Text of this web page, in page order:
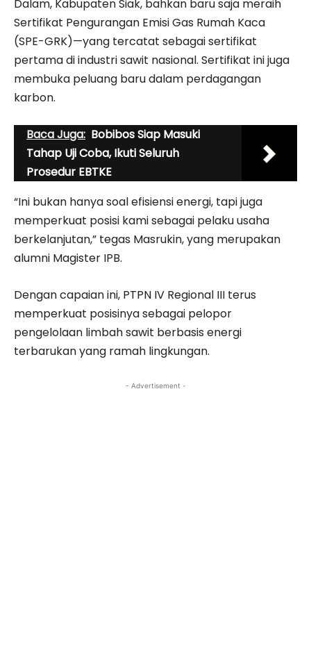
Dalam, Kabupaten Siak, bahkan baru saja meraih
Sertifikat Pengurangan Emisi Gas Rumah Kaca
(SPE-GRK)—yang tercatat sebagai sertifikat
pertama di industri sawit nasional. Sertifikat ini juga
membuka peluang baru dalam perdagangan
karbon.
Baca Juga: Bobibos Siap Masuki
Tahap Uji Coba, Ikuti Seluruh
Prosedur EBTKE
“Ini bukan hanya soal efisiensi energi, tapi juga
memperkuat posisi kami sebagai pelaku usaha
berkelanjutan,” tegas Masrukin, yang merupakan
alumni Magister IPB.
Dengan capaian ini, PTPN IV Regional III terus
memperkuat posisinya sebagai pelopor
pengelolaan limbah sawit berbasis energi
terbarukan yang ramah lingkungan.
- Advertisement -